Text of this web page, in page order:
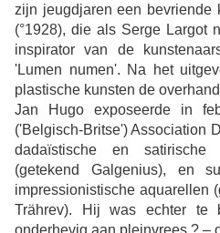
zijn jeugdjaren een bevriende
(°1928), die als Serge Largot
inspirator van de
'Lumen numen'. Na het
plastische kunsten de
Jan Hugo exposeerde in
('Belgisch-Britse') Association
dadaïstische en
(getekend Galgenius), en
impressionistische aquarellen
Trährev). Hij was echter te
onderhevig aan pleinvrees ? –